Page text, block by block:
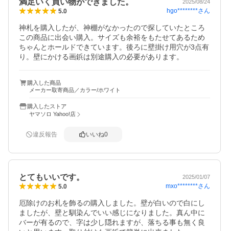
満足いく買い物ができました。 2025/08/24
5.0 hgo********さん
神札を購入したが、神棚がなかったので探していたところ
この商品に出会い購入。サイズも余裕をもたせてあるため
ちゃんとホールドできています。後ろに壁掛け用穴が3点有
り。壁にかける画鋲は別途購入の必要があります。
購入した商品
メーカー取寄商品／カラー/ホワイト
購入したストア
ヤマソロ Yahoo!店
違反報告 いいね0
とてもいいです。 2025/01/07
5.0 mxo********さん
厄除けのお札を飾るの購入しました。壁が白いので白にし
ましたが、壁と馴染んでいい感じになりました。真ん中に
バーが有るので、字は少し隠れますが、落ちる事も無く良